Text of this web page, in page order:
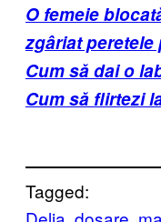
O femeie
zgâriat peretele
Cum să dai o
Cum să flirtezi
Tagged: